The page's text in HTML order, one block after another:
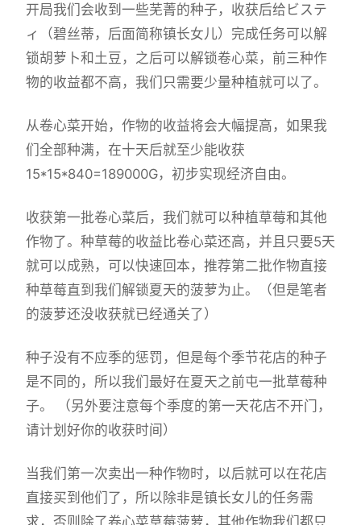
开局我们会收到一些芜菁的种子，收获后给ビステ
ィ（碧丝蒂，后面简称镇长女儿）完成任务可以解
锁胡萝卜和土豆，之后可以解锁卷心菜，前三种作
物的收益都不高，我们只需要少量种植就可以了。
从卷心菜开始，作物的收益将会大幅提高，如果我
们全部种满，在十天后就至少能收获
15*15*840=189000G，初步实现经济自由。
收获第一批卷心菜后，我们就可以种植草莓和其他
作物了。种草莓的收益比卷心菜还高，并且只要5天
就可以成熟，可以快速回本，推荐第二批作物直接
种草莓直到我们解锁夏天的菠萝为止。（但是笔者
的菠萝还没收获就已经通关了）
种子没有不应季的惩罚，但是每个季节花店的种子
是不同的，所以我们最好在夏天之前屯一批草莓种
子。 （另外要注意每个季度的第一天花店不开门，
请计划好你的收获时间）
当我们第一次卖出一种作物时，以后就可以在花店
直接买到他们了，所以除非是镇长女儿的任务需
求，否则除了卷心菜草莓菠萝，其他作物我们都只